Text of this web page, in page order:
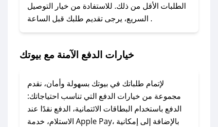
### كيفية استخدام كود خصم بيوتك؟
1. انسخ كود الخصم من تطبيق صحصح.
2. الصقه في خانة الدفع عند التسوق من بيوتك.
### ماذا أفعل إذا لم يعمل كود الخصم؟
الرسائل الخاصة على تويتر أو البريد الإلكتروني،
وسنقوم بحل المشكلة في أسرع وقت ممكن.
### ماذا أفعل إذا لم أجد كود خصم لمتجري
الطلبات الأقل من ذلك. للاستفادة من خيار التوصيل
السريع، يرجى تقديم طلبك قبل الساعة .
خيارات الدفع الآمنة مع بيوتك
لإتمام طلباتك في بيوتك بسهولة وأمان، نقدم
مجموعة من خيارات الدفع التي تناسب احتياجاتك:
الدفع باستخدام البطاقات الائتمانية، الدفع نقدًا عند
الاستلام، خدمة Apple Pay، بالإضافة إلى إمكانية